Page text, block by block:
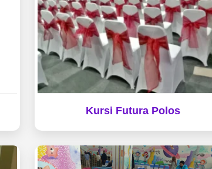
Kursi Futura Polos